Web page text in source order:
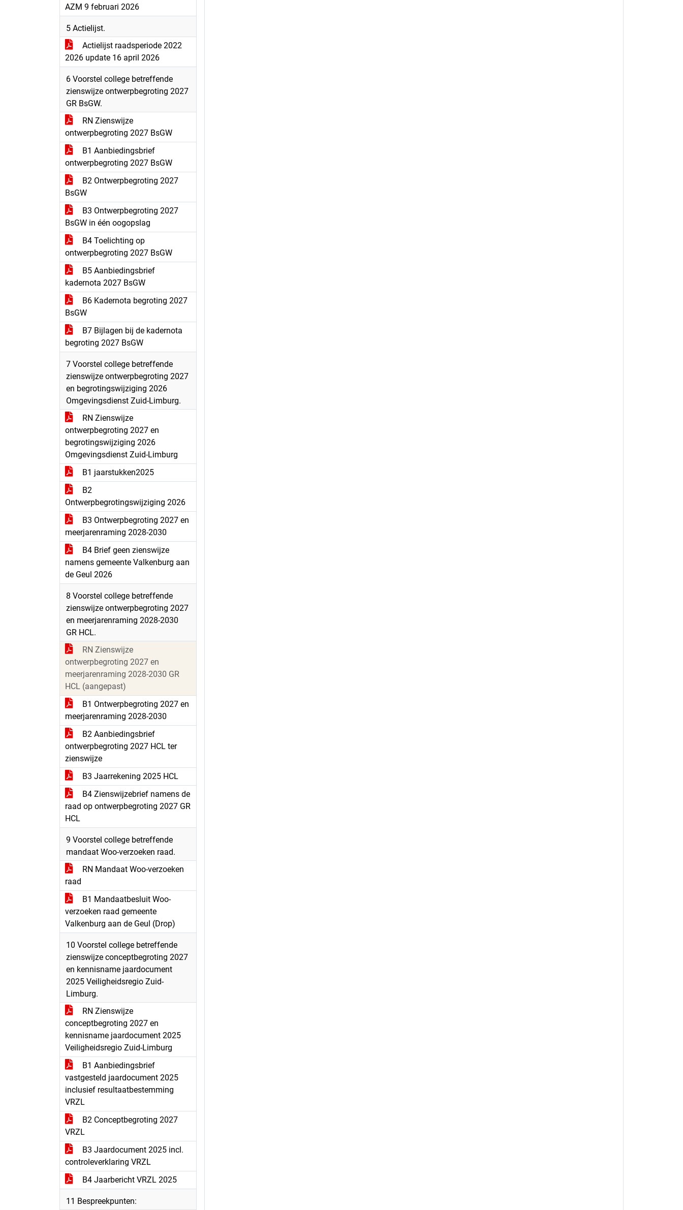
AZM 9 februari 2026
5 Actielijst.
Actielijst raadsperiode 2022
2026 update 16 april 2026
6 Voorstel college betreffende
zienswijze ontwerpbegroting 2027
GR BsGW.
RN Zienswijze
ontwerpbegroting 2027 BsGW
B1 Aanbiedingsbrief
ontwerpbegroting 2027 BsGW
B2 Ontwerpbegroting 2027
BsGW
B3 Ontwerpbegroting 2027
BsGW in één oogopslag
B4 Toelichting op
ontwerpbegroting 2027 BsGW
B5 Aanbiedingsbrief
kadernota 2027 BsGW
B6 Kadernota begroting 2027
BsGW
B7 Bijlagen bij de kadernota
begroting 2027 BsGW
7 Voorstel college betreffende
zienswijze ontwerpbegroting 2027
en begrotingswijziging 2026
Omgevingsdienst Zuid-Limburg.
RN Zienswijze
ontwerpbegroting 2027 en
begrotingswijziging 2026
Omgevingsdienst Zuid-Limburg
B1 jaarstukken2025
B2
Ontwerpbegrotingswijziging 2026
B3 Ontwerpbegroting 2027 en
meerjarenraming 2028-2030
B4 Brief geen zienswijze
namens gemeente Valkenburg aan
de Geul 2026
8 Voorstel college betreffende
zienswijze ontwerpbegroting 2027
en meerjarenraming 2028-2030
GR HCL.
RN Zienswijze
ontwerpbegroting 2027 en
meerjarenraming 2028-2030 GR
HCL (aangepast)
B1 Ontwerpbegroting 2027 en
meerjarenraming 2028-2030
B2 Aanbiedingsbrief
ontwerpbegroting 2027 HCL ter
zienswijze
B3 Jaarrekening 2025 HCL
B4 Zienswijzebrief namens de
raad op ontwerpbegroting 2027 GR
HCL
9 Voorstel college betreffende
mandaat Woo-verzoeken raad.
RN Mandaat Woo-verzoeken
raad
B1 Mandaatbesluit Woo-
verzoeken raad gemeente
Valkenburg aan de Geul (Drop)
10 Voorstel college betreffende
zienswijze conceptbegroting 2027
en kennisname jaardocument
2025 Veiligheidsregio Zuid-
Limburg.
RN Zienswijze
conceptbegroting 2027 en
kennisname jaardocument 2025
Veiligheidsregio Zuid-Limburg
B1 Aanbiedingsbrief
vastgesteld jaardocument 2025
inclusief resultaatbestemming
VRZL
B2 Conceptbegroting 2027
VRZL
B3 Jaardocument 2025 incl.
controleverklaring VRZL
B4 Jaarbericht VRZL 2025
11 Bespreekpunten: